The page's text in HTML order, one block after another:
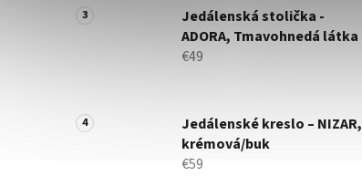
Jedálenská stolička -
ADORA, Tmavohnedá látka
€49
Jedálenské kreslo – NIZAR,
krémová/buk
€59